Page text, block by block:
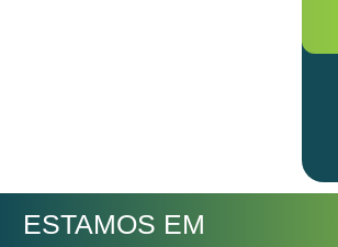
ESTAMOS EM